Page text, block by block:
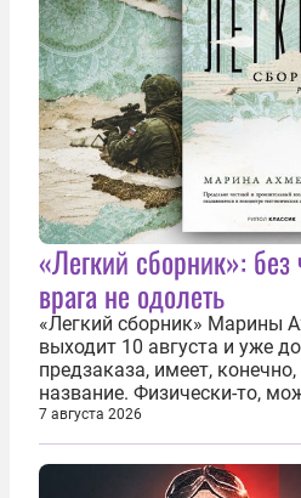
«Легкий сборник»: без
врага не одолеть
«Легкий сборник» Марины
выходит 10 августа и уже
предзаказа, имеет,
название. Физически-то,
относительно. Но
безотносительно тяжелый.
каждый из которых
основном —...
7 августа 2026